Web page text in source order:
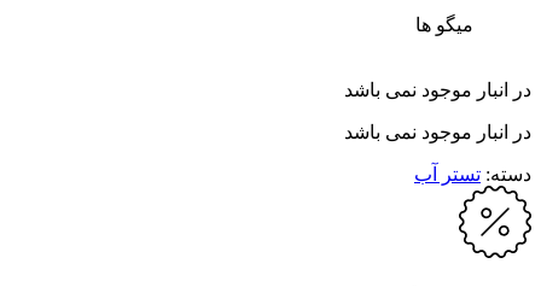
میگو ها
در انبار موجود نمی باشد
در انبار موجود نمی باشد
دسته: تستر آب